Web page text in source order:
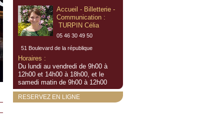
Accueil - Billetterie -
Communication :
TURPIN Célia
05 46 30 49 50
51 Boulevard de la république
Horaires :
Du lundi au vendredi de 9h00 à
12h00 et 14h00 à 18h00, et le
samedi matin de 9h00 à 12h00
RESERVEZ EN LIGNE